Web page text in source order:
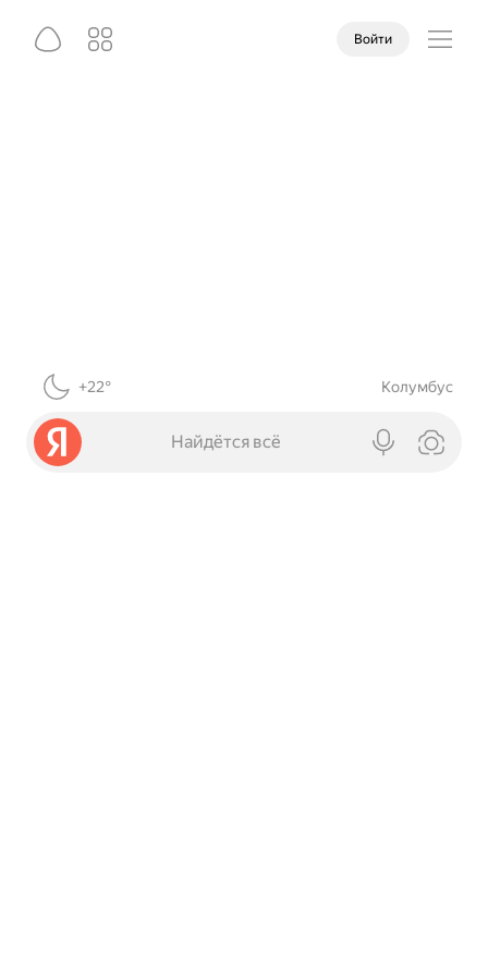
Войти
+22° Колумбус
Найдётся всё